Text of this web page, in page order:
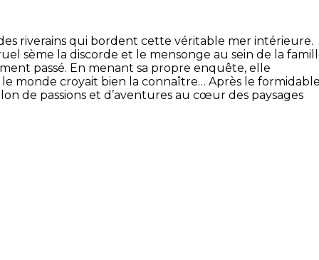
riverains qui bordent cette véritable mer intérieure.
sème la discorde et le mensonge au sein de la
passé. En menant sa propre enquête, elle
monde croyait bien la connaître… Après le
de passions et d’aventures au cœur des paysages